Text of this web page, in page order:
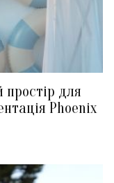
простір для
Phoenix